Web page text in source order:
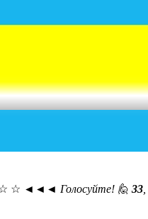
◄◄◄ Голосуйте! 🙋 33